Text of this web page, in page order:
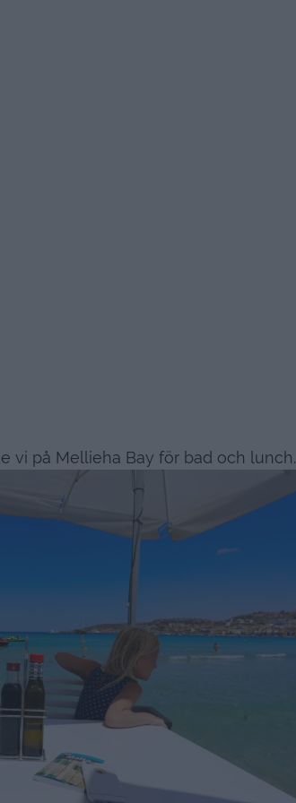
vi på Mellieha Bay för bad och lunch.